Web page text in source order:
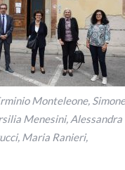
Monteleone, Simone
Menesini, Alessandra
Maria Ranieri,